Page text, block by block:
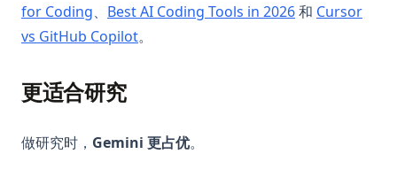
for Coding、 Best AI Coding Tools in 2026和 Cursor
vs GitHub Copilot。
更适合研究
做研究时， Gemini 更占优。